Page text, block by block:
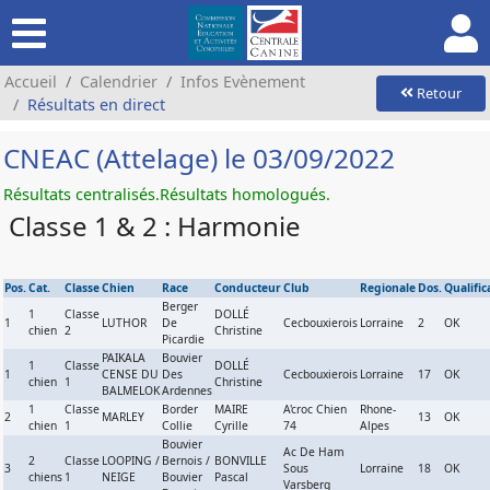
Accueil Calendrier
Infos Evènement
Résultats en direct
Retour
CNEAC (Attelage) le 03/09/2022
Résultats centralisés.Résultats homologués.
Classe 1 & 2 : Harmonie
Pos.Cat. ClasseChien Race ConducteurClub Regionale Dos.
1
1
chien
Classe
2
LUTHOR
Berger
De
Picardie
DOLLÉ
Christine
Cecbouxierois Lorraine 2 OK
1
1
chien
Classe
1
PAIKALA
CENSE DU
BALMELOK
Bouvier
Des
Ardennes
DOLLÉ
Christine
Cecbouxierois Lorraine 17 OK
2
1
chien
Classe
1
MARLEY
Border
Collie
MAIRE
Cyrille
A'croc Chien
74
Rhone-
Alpes
13 OK
3
2
chiens
Classe
1
LOOPING /
NEIGE
Bouvier
Bernois /
Bouvier
BONVILLE
Pascal
Ac De Ham
Sous
Varsberg
Lorraine 18 OK